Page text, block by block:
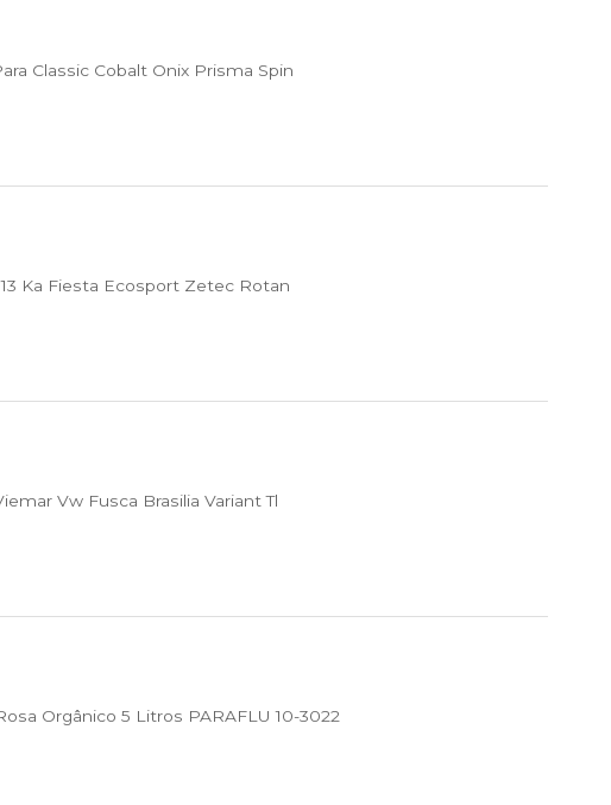
Classic Cobalt Onix Prisma Spin
Ka Fiesta Ecosport Zetec Rotan
Vw Fusca Brasilia Variant Tl
Orgânico 5 Litros PARAFLU 10-3022